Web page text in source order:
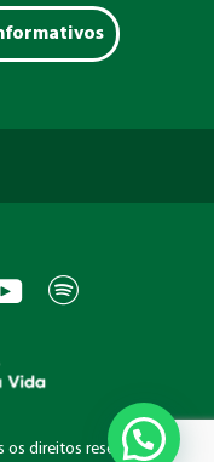
os direitos reservados.